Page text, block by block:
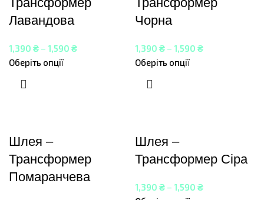
Лавандова
1,390 ₴ – 1,590 ₴
Оберіть опції
Чорна
1,390 ₴ – 1,590 ₴
Оберіть опції
Шлея –
Трансформер
Помаранчева
Шлея –
Трансформер Сіра
1,390 ₴ – 1,590 ₴